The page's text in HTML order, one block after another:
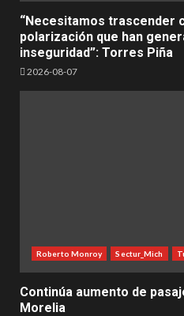
“Necesitamos trascender
polarización que han
inseguridad”: Torres Piña
2026-08-07
Roberto Monroy Sectur_Mich
Continúa aumento de
Morelia